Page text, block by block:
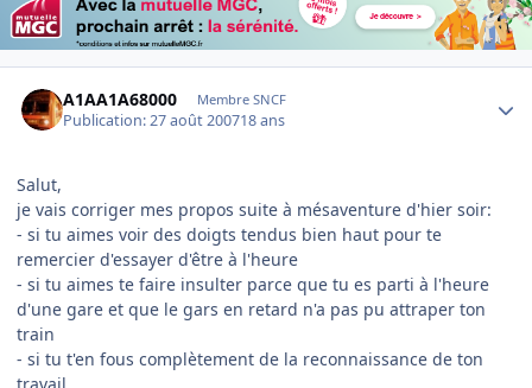
A1AA1A68000 Membre SNCF
Publication:27 août 200718 ans
Salut,
je vais corriger mes propos suite à mésaventure d'hier soir:
- si tu aimes voir des doigts tendus bien haut pour te
remercier d'essayer d'être à l'heure
- si tu aimes te faire insulter parce que tu es parti à l'heure
d'une gare et que le gars en retard n'a pas pu attraper ton
train
- si tu t'en fous complètement de la reconnaissance de ton